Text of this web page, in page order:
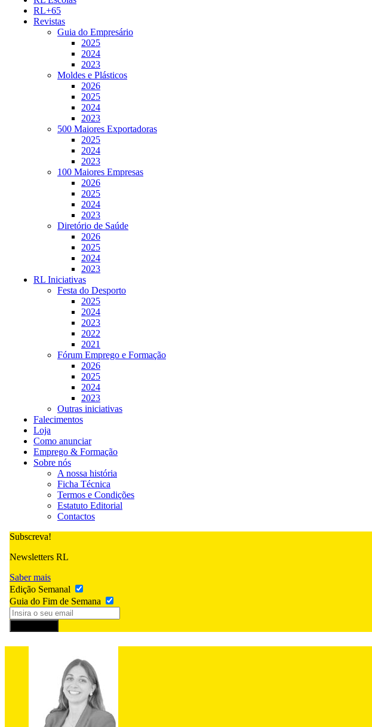
RL+65
Revistas
Guia do Empresário
2025
2024
2023
Moldes e Plásticos
2026
2025
2024
2023
500 Maiores Exportadoras
2025
2024
2023
100 Maiores Empresas
2026
2025
2024
2023
Diretório de Saúde
2026
2025
2024
2023
RL Iniciativas
Festa do Desporto
2025
2024
2023
2022
2021
Fórum Emprego e Formação
2026
2025
2024
2023
Outras iniciativas
Falecimentos
Loja
Como anunciar
Emprego & Formação
Sobre nós
A nossa história
Ficha Técnica
Termos e Condições
Estatuto Editorial
Contactos
Subscreva!
Newsletters RL
Saber mais
Edição Semanal
Guia do Fim de Semana